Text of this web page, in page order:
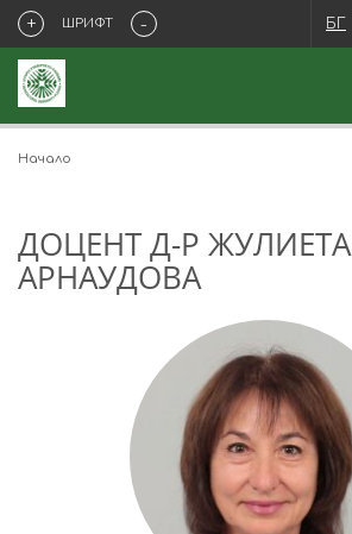
+ ШРИФТ - БГ
Начало
ДОЦЕНТ Д-Р ЖУЛИЕТА
АРНАУДОВА